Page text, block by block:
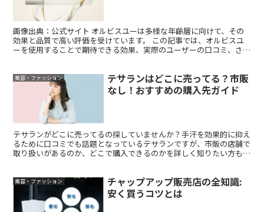
画像出典：公式サイト オルビスユーは多様な年齢層に向けて、その
効果と品質で高い評価を受けています。 この記事では、オルビスユ
ーを使用することで期待できる効果、実際のユーザーの口コミ、さら
美容・ファッション
テサランはどこに売ってる？市販
なし！おすすめの購入先ガイド
テサランがどこに売ってるの探していませんか？手汗を効果的に抑え
るために口コミでも話題となっているテサランですが、市販の店舗で
取り扱いがあるのか、どこで購入できるのかを詳しく知りたい方も多
美容・ファッション
チャップアップ販売店の全知識:
安く買うコツとは